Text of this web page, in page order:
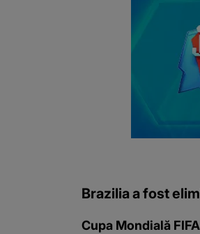
Brazilia a fost
Cupa Mondială